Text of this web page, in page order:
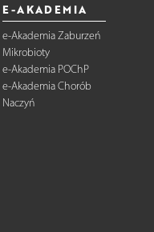
E-AKADEMIA
e-Akademia Zaburzeń
Mikrobioty
e-Akademia POChP
e-Akademia Chorób
Naczyń